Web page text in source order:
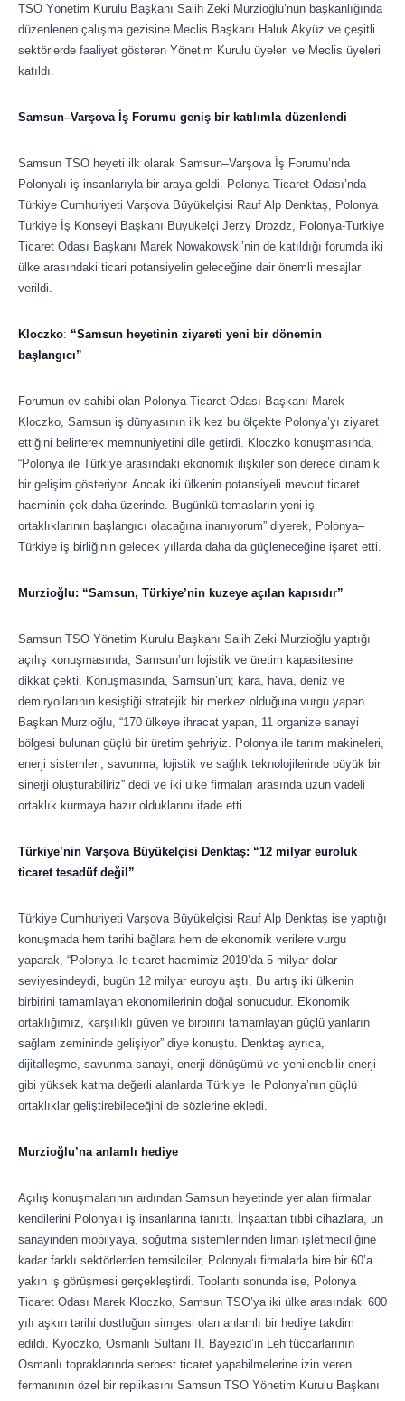
TSO Yönetim Kurulu Başkanı Salih Zeki Murzioğlu’nun başkanlığında
düzenlenen çalışma gezisine Meclis Başkanı Haluk Akyüz ve çeşitli
sektörlerde faaliyet gösteren Yönetim Kurulu üyeleri ve Meclis üyeleri
katıldı.
Samsun–Varşova İş Forumu geniş bir katılımla düzenlendi
Samsun TSO heyeti ilk olarak Samsun–Varşova İş Forumu’nda
Polonyalı iş insanlarıyla bir araya geldi. Polonya Ticaret Odası’nda
Türkiye Cumhuriyeti Varşova Büyükelçisi Rauf Alp Denktaş, Polonya
Türkiye İş Konseyi Başkanı Büyükelçi Jerzy Drożdż, Polonya-Türkiye
Ticaret Odası Başkanı Marek Nowakowski’nin de katıldığı forumda iki
ülke arasındaki ticari potansiyelin geleceğine dair önemli mesajlar
verildi.
Kloczko: “Samsun heyetinin ziyareti yeni bir dönemin
başlangıcı”
Forumun ev sahibi olan Polonya Ticaret Odası Başkanı Marek
Kloczko, Samsun iş dünyasının ilk kez bu ölçekte Polonya’yı ziyaret
ettiğini belirterek memnuniyetini dile getirdi. Kloczko konuşmasında,
“Polonya ile Türkiye arasındaki ekonomik ilişkiler son derece dinamik
bir gelişim gösteriyor. Ancak iki ülkenin potansiyeli mevcut ticaret
hacminin çok daha üzerinde. Bugünkü temasların yeni iş
ortaklıklarının başlangıcı olacağına inanıyorum” diyerek, Polonya–
Türkiye iş birliğinin gelecek yıllarda daha da güçleneceğine işaret etti.
Murzioğlu: “Samsun, Türkiye’nin kuzeye açılan kapısıdır”
Samsun TSO Yönetim Kurulu Başkanı Salih Zeki Murzioğlu yaptığı
açılış konuşmasında, Samsun’un lojistik ve üretim kapasitesine
dikkat çekti. Konuşmasında, Samsun’un; kara, hava, deniz ve
demiryollarının kesiştiği stratejik bir merkez olduğuna vurgu yapan
Başkan Murzioğlu, “170 ülkeye ihracat yapan, 11 organize sanayi
bölgesi bulunan güçlü bir üretim şehriyiz. Polonya ile tarım makineleri,
enerji sistemleri, savunma, lojistik ve sağlık teknolojilerinde büyük bir
sinerji oluşturabiliriz” dedi ve iki ülke firmaları arasında uzun vadeli
ortaklık kurmaya hazır olduklarını ifade etti.
Türkiye’nin Varşova Büyükelçisi Denktaş: “12 milyar euroluk
ticaret tesadüf değil”
Türkiye Cumhuriyeti Varşova Büyükelçisi Rauf Alp Denktaş ise yaptığı
konuşmada hem tarihi bağlara hem de ekonomik verilere vurgu
yaparak, “Polonya ile ticaret hacmimiz 2019’da 5 milyar dolar
seviyesindeydi, bugün 12 milyar euroyu aştı. Bu artış iki ülkenin
birbirini tamamlayan ekonomilerinin doğal sonucudur. Ekonomik
ortaklığımız, karşılıklı güven ve birbirini tamamlayan güçlü yanların
sağlam zemininde gelişiyor” diye konuştu. Denktaş ayrıca,
dijitalleşme, savunma sanayi, enerji dönüşümü ve yenilenebilir enerji
gibi yüksek katma değerli alanlarda Türkiye ile Polonya’nın güçlü
ortaklıklar geliştirebileceğini de sözlerine ekledi.
Murzioğlu’na anlamlı hediye
Açılış konuşmalarının ardından Samsun heyetinde yer alan firmalar
kendilerini Polonyalı iş insanlarına tanıttı. İnşaattan tıbbi cihazlara, un
sanayinden mobilyaya, soğutma sistemlerinden liman işletmeciliğine
kadar farklı sektörlerden temsilciler, Polonyalı firmalarla bire bir 60’a
yakın iş görüşmesi gerçekleştirdi. Toplantı sonunda ise, Polonya
Ticaret Odası Marek Kloczko, Samsun TSO’ya iki ülke arasındaki 600
yılı aşkın tarihi dostluğun simgesi olan anlamlı bir hediye takdim
edildi. Kyoczko, Osmanlı Sultanı II. Bayezid’in Leh tüccarlarının
Osmanlı topraklarında serbest ticaret yapabilmelerine izin veren
fermanının özel bir replikasını Samsun TSO Yönetim Kurulu Başkanı